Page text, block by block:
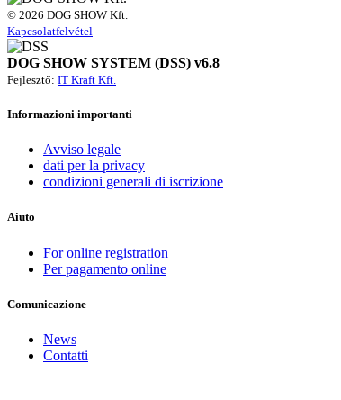
© 2026 DOG SHOW Kft.
Kapcsolatfelvétel
DOG SHOW SYSTEM (DSS) v6.8
Fejlesztő: IT Kraft Kft.
Informazioni importanti
Avviso legale
dati per la privacy
condizioni generali di iscrizione
Aiuto
For online registration
Per pagamento online
Comunicazione
News
Contatti